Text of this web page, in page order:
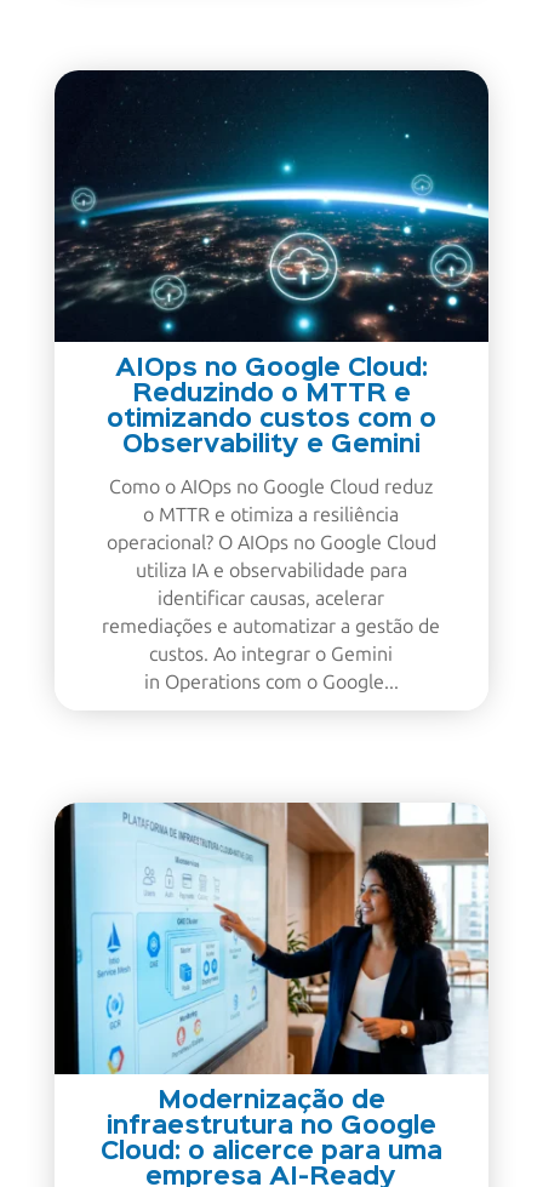
AIOps no Google Cloud:
Reduzindo o MTTR e
otimizando custos com o
Observability e Gemini
Como o AIOps no Google Cloud reduz
o MTTR e otimiza a resiliência
operacional? O AIOps no Google Cloud
utiliza IA e observabilidade para
identificar causas, acelerar
remediações e automatizar a gestão de
custos. Ao integrar o Gemini
in Operations com o Google...
Modernização de
infraestrutura no Google
Cloud: o alicerce para uma
empresa AI-Ready